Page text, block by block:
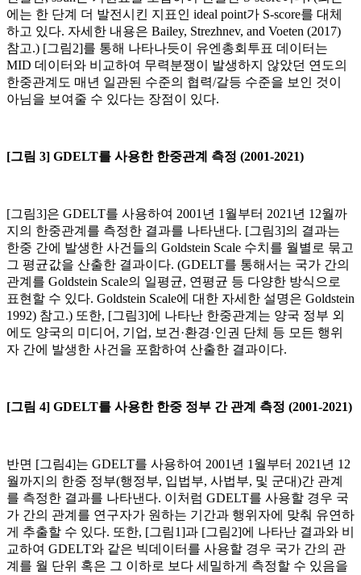
에는 한 단계 더 발전시킨 지표인 ideal point가 S-score를 대체
하고 있다. 자세한 내용은 Bailey, Strezhnev, and Voeten (2017)
참고.) [그림2]를 통해 나타나듯이 유엔총회투표 데이터는
MID 데이터와 비교하여 무력분쟁이 발생하지 않았던 연도의
한중관계도 매년 일관된 수준의 협력/갈등 수준을 보인 것이
아님을 보여줄 수 있다는 장점이 있다.
[그림 3] GDELT를 사용한 한중관계 측정 (2001-2021)
[그림3]은 GDELT를 사용하여 2001년 1월부터 2021년 12월까
지의 한중관계를 측정한 결과를 나타낸다. [그림3]의 결과는
한중 간에 발생한 사건들의 Goldstein Scale 수치를 월별로 묶고
그 평균값을 산출한 결과이다. (GDELT를 통해서는 국가 간의
관계를 Goldstein Scale의 일평균, 연평균 등 다양한 방식으로
표현할 수 있다. Goldstein Scale에 대한 자세한 설명은 Goldstein
1992) 참고.) 또한, [그림3]에 나타난 한중관계는 양국 정부 외
에도 양국의 미디어, 기업, 보건·환경·인권 단체 등 모든 행위
자 간에 발생한 사건을 포함하여 산출한 결과이다.
[그림 4] GDELT를 사용한 한중 정부 간 관계 측정 (2001-2021)
반면 [그림4]는 GDELT를 사용하여 2001년 1월부터 2021년 12
월까지의 한중 정부(행정부, 입법부, 사법부, 및 군대)간 관계
를 측정한 결과를 나타낸다. 이처럼 GDELT를 사용할 경우 국
가 간의 관계를 연구자가 원하는 기간과 행위자에 맞춰 유연하
게 추출할 수 있다. 또한, [그림1]과 [그림2]에 나타난 결과와 비
교하여 GDELT와 같은 빅데이터를 사용할 경우 국가 간의 관
계를 월 단위 혹은 그 이하로 보다 세밀하게 측정할 수 있음을